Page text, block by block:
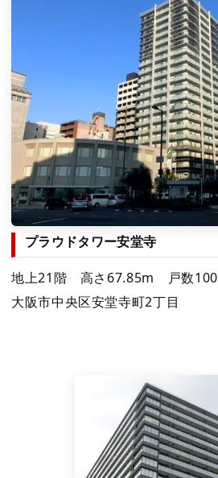
プラウドタワー安堂寺
地上21階 高さ67.85m 戸数100
大阪市中央区安堂寺町2丁目